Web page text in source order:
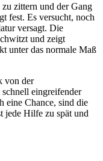
zittern und der Gang
fest. Es versucht, noch
versagt. Die
und zeigt
unter das normale Maß
von der
eingreifender
eine Chance, sind die
jede Hilfe zu spät und